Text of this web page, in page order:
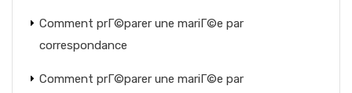
Comment prГ©parer une mariГ©e par
correspondance
Comment prГ©parer une mariГ©e par